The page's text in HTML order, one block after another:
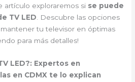
artículo exploraremos si se puede
TV LED. Descubre las opciones
mantener tu televisor en óptimas
para más detalles!
LED?: Expertos en
en CDMX te lo explican